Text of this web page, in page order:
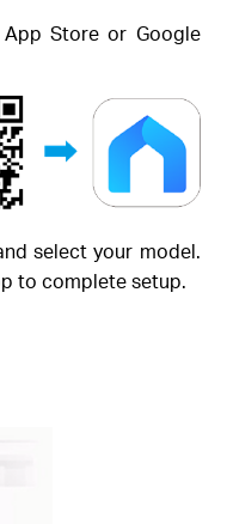
Store or Google
select your model.
to complete setup.